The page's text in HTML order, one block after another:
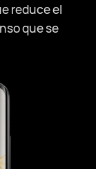
reduce el
que se